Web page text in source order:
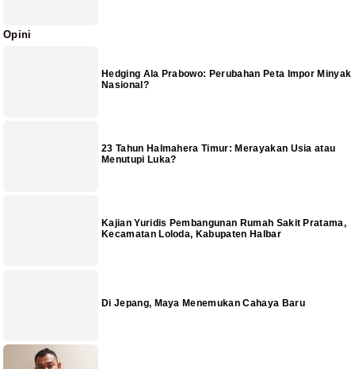
Opini
Hedging Ala Prabowo: Perubahan Peta Impor Minyak
Nasional?
23 Tahun Halmahera Timur: Merayakan Usia atau
Menutupi Luka?
Kajian Yuridis Pembangunan Rumah Sakit Pratama,
Kecamatan Loloda, Kabupaten Halbar
Di Jepang, Maya Menemukan Cahaya Baru